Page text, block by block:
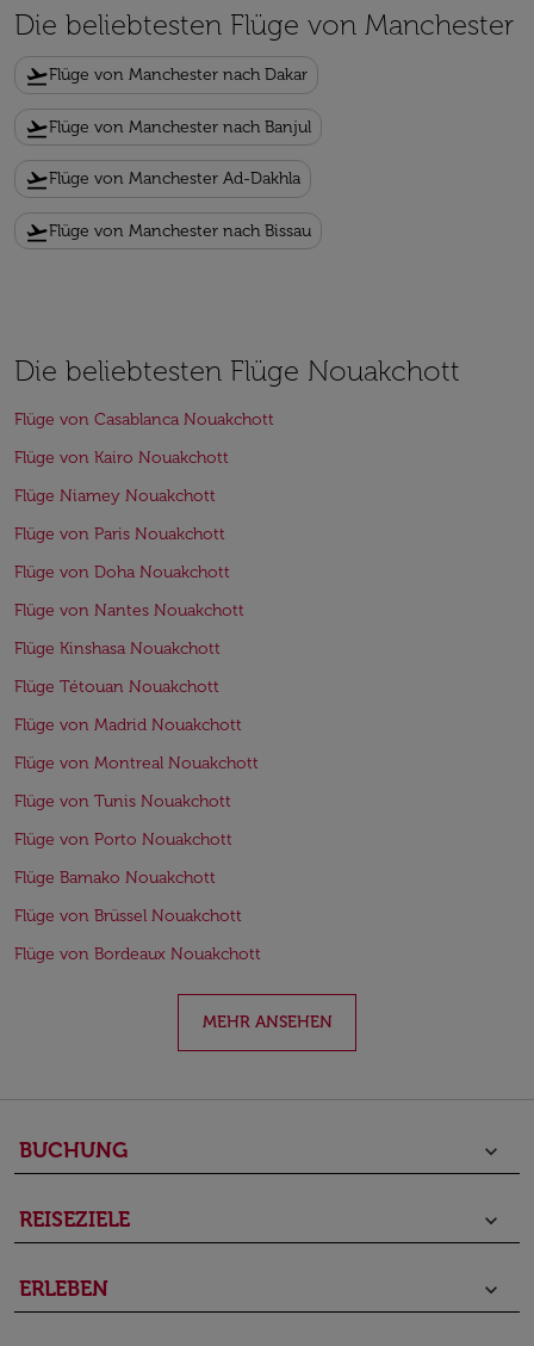
Die beliebtesten Flüge von Manchester
flight_takeoffFlüge von Manchester nach Dakar
flight_takeoffFlüge von Manchester nach Banjul
flight_takeoffFlüge von Manchester Ad-Dakhla
flight_takeoffFlüge von Manchester nach Bissau
Die beliebtesten Flüge Nouakchott
Flüge von Casablanca Nouakchott
Flüge von Kairo Nouakchott
Flüge Niamey Nouakchott
Flüge von Paris Nouakchott
Flüge von Doha Nouakchott
Flüge von Nantes Nouakchott
Flüge Kinshasa Nouakchott
Flüge Tétouan Nouakchott
Flüge von Madrid Nouakchott
Flüge von Montreal Nouakchott
Flüge von Tunis Nouakchott
Flüge von Porto Nouakchott
Flüge Bamako Nouakchott
Flüge von Brüssel Nouakchott
Flüge von Bordeaux Nouakchott
MEHR ANSEHEN
BUCHUNG keyboard_arrow_down
REISEZIELE keyboard_arrow_down
ERLEBEN keyboard_arrow_down